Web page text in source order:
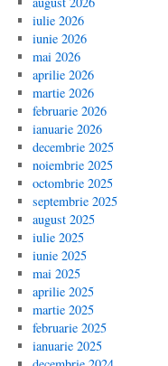
iulie 2026
iunie 2026
mai 2026
aprilie 2026
martie 2026
februarie 2026
ianuarie 2026
decembrie 2025
noiembrie 2025
octombrie 2025
septembrie 2025
august 2025
iulie 2025
iunie 2025
mai 2025
aprilie 2025
martie 2025
februarie 2025
ianuarie 2025